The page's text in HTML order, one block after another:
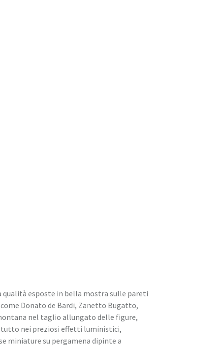
qualità esposte in bella mostra sulle pareti
Donato de Bardi, Zanetto Bugatto,
nel taglio allungato delle figure,
nei preziosi effetti luministici,
miniature su pergamena dipinte a